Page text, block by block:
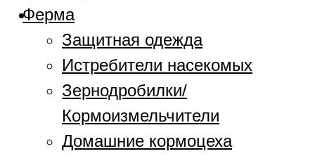
Ферма
Защитная одежда
Истребители насекомых
Зернодробилки/
Кормоизмельчители
Домашние кормоцеха